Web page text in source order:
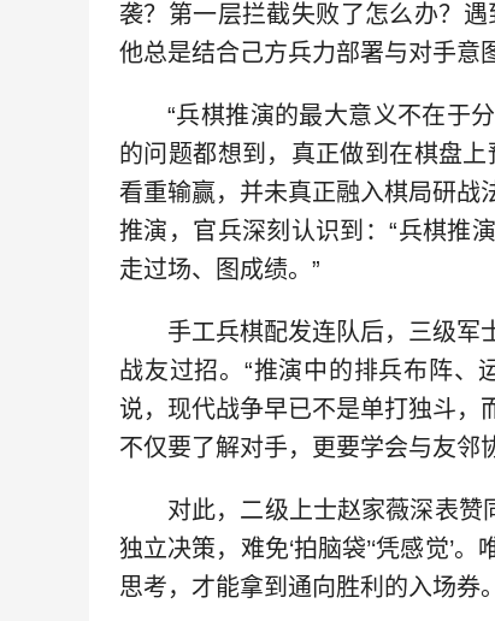
袭？第一层拦截失败了怎么办？
他总是结合己方兵力部署与对手意
“兵棋推演的最大意义不在于
的问题都想到，真正做到在棋盘
看重输赢，并未真正融入棋局研战
推演，官兵深刻认识到：“兵棋推
走过场、图成绩。”
手工兵棋配发连队后，三级军
战友过招。“推演中的排兵布阵、
说，现代战争早已不是单打独斗，
不仅要了解对手，更要学会与友邻
对此，二级上士赵家薇深表赞
独立决策，难免‘拍脑袋’‘凭感觉’
思考，才能拿到通向胜利的入场券